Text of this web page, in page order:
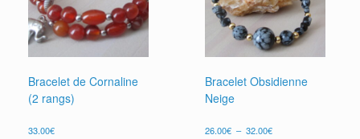
Bracelet de Cornaline
(2 rangs)
33.00€
Bracelet Obsidienne
Neige
26.00€ – 32.00€Plage